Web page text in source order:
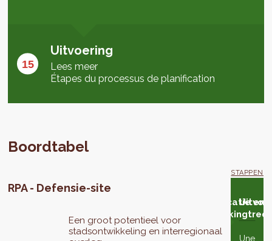
Uitvoering
Lees meer
Étapes du processus de planification
Boordtabel
RPA - Defensie-site
Een groot potentieel voor
stadsontwikkeling en interregionaal
STAPPEN
aanpassingin 2e lezingvan
de
Raad
aanpassing
van het
project
Publicatie en
Une